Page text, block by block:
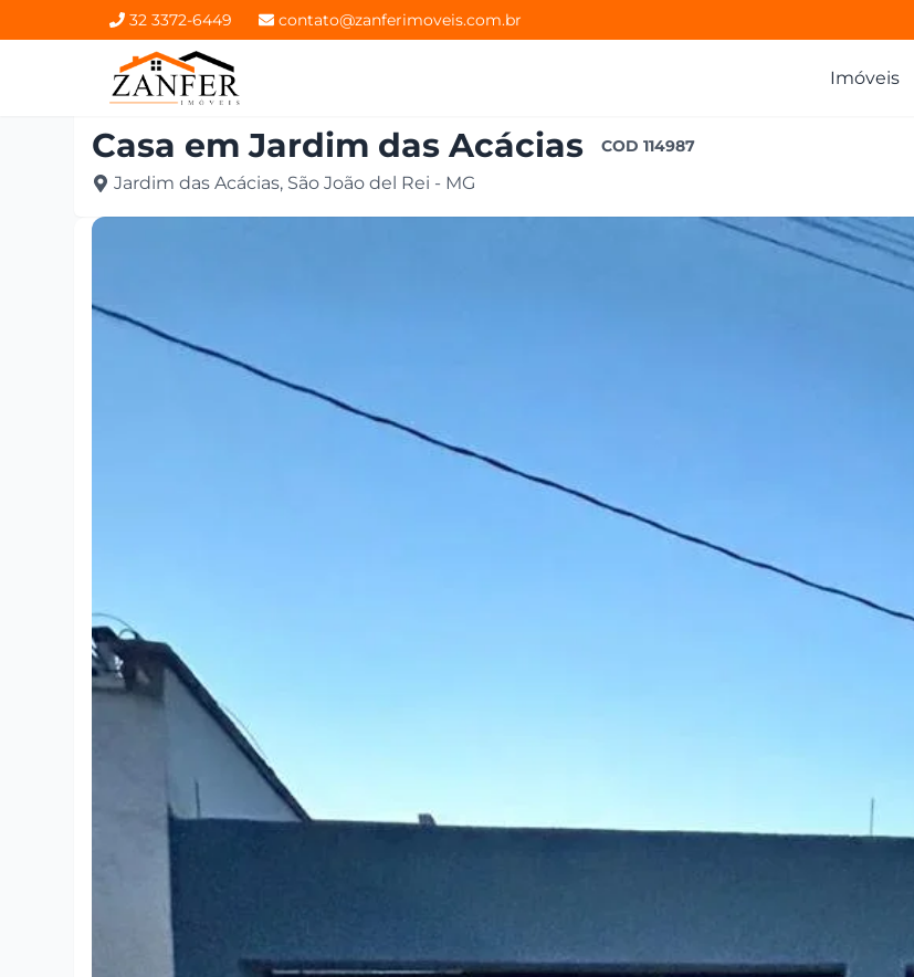
32 3372-6449 contato@zanferimoveis.com.br
Imóveis
Casa emJardim das Acácias COD114987
Jardim das Acácias, São João del Rei - MG